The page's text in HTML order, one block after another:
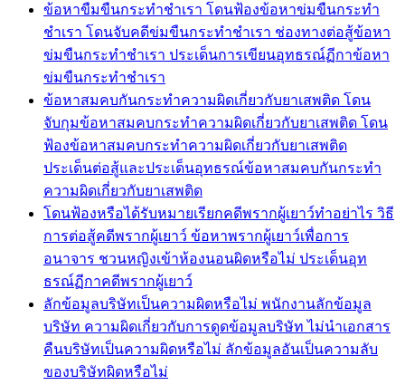
ข้อหาขืมขืนกระทำชำเรา โดนฟ้องข้อหาข่มขืนกระทำ
ชำเรา โดนจับคดีข่มขืนกระทำชำเรา ช่องทางต่อสู้ข้อหา
ข่มขืนกระทำชำเรา ประเด็นการเขียนอุทธรณ์ฏีกาข้อหา
ข่มขืนกระทำชำเรา
ข้อหาสมคบกันกระทำความผิดเกี่ยวกับยาเสพติด โดน
จับกุมข้อหาสมคบกระทำความผิดเกี่ยวกับยาเสพติด โดน
ฟ้องข้อหาสมคบกระทำความผิดเกี่ยวกับยาเสพติด
ประเด็นต่อสู้และประเด็นอุทธรณ์ข้อหาสมคบกันกระทำ
ความผิดเกี่ยวกับยาเสพติด
โดนฟ้องหรือได้รับหมายเรียกคดีพรากผู้เยาว์ทำอย่าไร วิธี
การต่อสู้คดีพรากผู้เยาว์ ข้อหาพรากผู้เยาว์เพื่อการ
อนาจาร ชวนหญิงเข้าห้องนอนผิดหรือไม่ ประเด็นอุท
ธรณ์ฏีกาคดีพรากผู้เยาว์
ลักข้อมูลบริษัทเป็นความผิดหรือไม่ พนักงานลักข้อมูล
บริษัท ความผิดเกี่ยวกับการดูดข้อมูลบริษัท ไม่นำเอกสาร
คืนบริษัทเป็นความผิดหรือไม่ ลักข้อมูลอันเป็นความลับ
ของบริษัทผิดหรือไม่